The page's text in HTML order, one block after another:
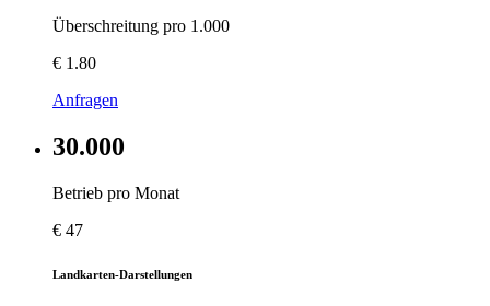
Überschreitung pro 1.000
€ 1.80
Anfragen
30.000
Betrieb pro Monat
€ 47
Landkarten-Darstellungen